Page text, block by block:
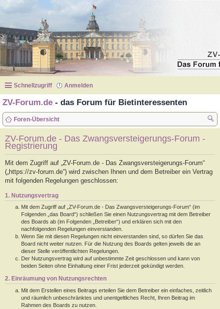
Schnellzugriff Anmelden
ZV-Forum.de - das Forum für Bietinteressenten
Foren-Übersicht
ZV-Forum.de - Das Zwangsversteigerungs-Forum -
Registrierung
Mit dem Zugriff auf „ZV-Forum.de - Das Zwangsversteigerungs-Forum“
(„https://zv-forum.de“) wird zwischen Ihnen und dem Betreiber ein Vertrag
mit folgenden Regelungen geschlossen:
1. Nutzungsvertrag
Mit dem Zugriff auf „ZV-Forum.de - Das Zwangsversteigerungs-Forum“ (im
Folgenden „das Board“) schließen Sie einen Nutzungsvertrag mit dem Betreiber
des Boards ab (im Folgenden „Betreiber“) und erklären sich mit den
nachfolgenden Regelungen einverstanden.
Wenn Sie mit diesen Regelungen nicht einverstanden sind, so dürfen Sie das
Board nicht weiter nutzen. Für die Nutzung des Boards gelten jeweils die an
dieser Stelle veröffentlichten Regelungen.
Der Nutzungsvertrag wird auf unbestimmte Zeit geschlossen und kann von
beiden Seiten ohne Einhaltung einer Frist jederzeit gekündigt werden.
2. Einräumung von Nutzungsrechten
Mit dem Erstellen eines Beitrags erteilen Sie dem Betreiber ein einfaches, zeitlich
und räumlich unbeschränktes und unentgeltliches Recht, Ihren Beitrag im
Rahmen des Boards zu nutzen.